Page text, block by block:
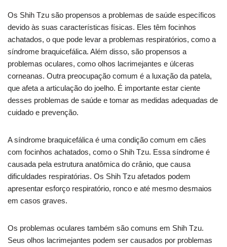
Os Shih Tzu são propensos a problemas de saúde específicos
devido às suas características físicas. Eles têm focinhos
achatados, o que pode levar a problemas respiratórios, como a
síndrome braquicefálica. Além disso, são propensos a
problemas oculares, como olhos lacrimejantes e úlceras
corneanas. Outra preocupação comum é a luxação da patela,
que afeta a articulação do joelho. É importante estar ciente
desses problemas de saúde e tomar as medidas adequadas de
cuidado e prevenção.
A síndrome braquicefálica é uma condição comum em cães
com focinhos achatados, como o Shih Tzu. Essa síndrome é
causada pela estrutura anatômica do crânio, que causa
dificuldades respiratórias. Os Shih Tzu afetados podem
apresentar esforço respiratório, ronco e até mesmo desmaios
em casos graves.
Os problemas oculares também são comuns em Shih Tzu.
Seus olhos lacrimejantes podem ser causados por problemas